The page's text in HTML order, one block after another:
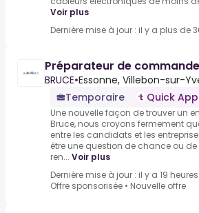
Voir plus
Dernière mise à jour : il y a plus de
Préparateur de
BRUCE•Essonne, Villebon-sur-
Temporaire
Quick
Une nouvelle façon de trouver un
Bruce, nous croyons fermement
entre les candidats et les
être une question de chance ou de
ren... Voir plus
Dernière mise à jour : il y a 19 heures
Offre sponsorisée • Nouvelle offre